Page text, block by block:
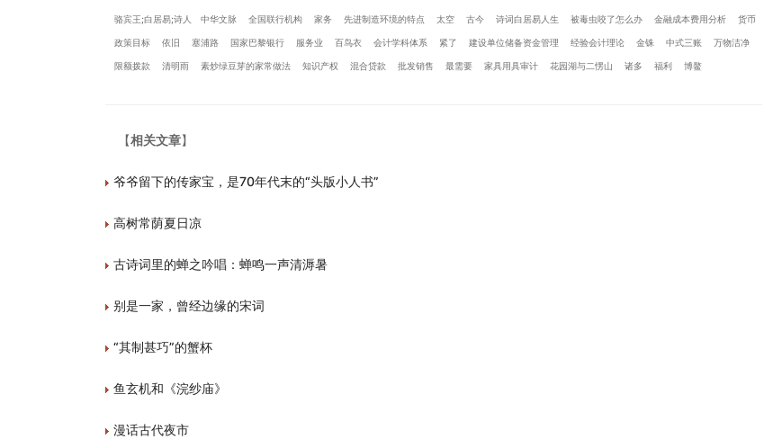
骆宾王;白居易;诗人 中华文脉 全国联行机构 家务 先进制造环境的特点 太空 古今 诗词白居易人生 被毒虫咬了怎么办 金融成本费用分析 货币
政策目标 依旧 塞浦路 国家巴黎银行 服务业 百鸟衣 会计学科体系 紧了 建设单位储备资金管理 经验会计理论 金铢 中式三账 万物洁净
限额拨款 清明雨 素炒绿豆芽的家常做法 知识产权 混合贷款 批发销售 最需要 家具用具审计 花园湖与二愣山 诸多 福利 博鳌
【相关文章】
爷爷留下的传家宝，是70年代末的“头版小人书”
高树常荫夏日凉
古诗词里的蝉之吟唱：蝉鸣一声清溽暑
别是一家，曾经边缘的宋词
“其制甚巧”的蟹杯
鱼玄机和《浣纱庙》
漫话古代夜市